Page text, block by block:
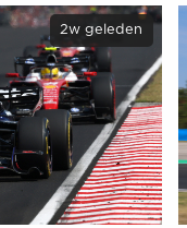
2w geleden